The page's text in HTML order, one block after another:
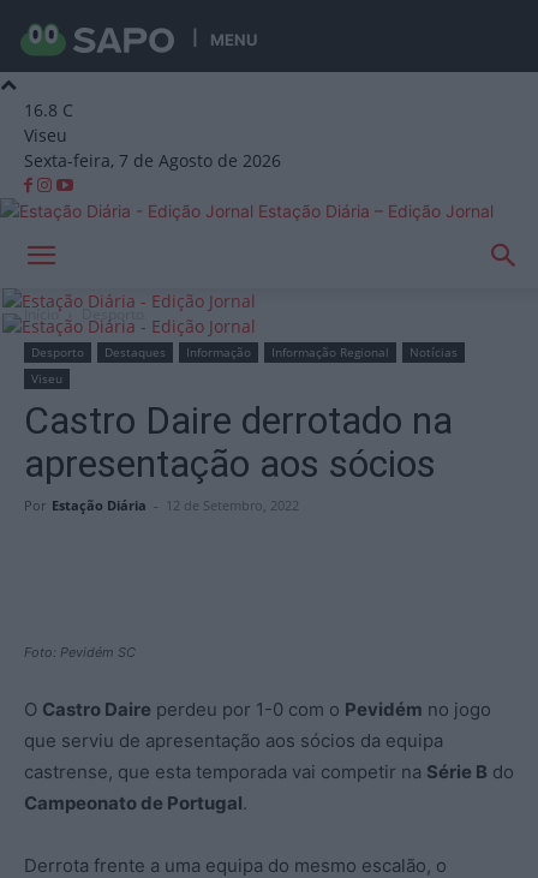
MENU
16.8 C
Viseu
Sexta-feira, 7 de Agosto de 2026
Estação Diária – Edição Jornal
Início Desporto
Desporto Destaques Informação Informação Regional
Notícias
Viseu
Castro Daire derrotado na
apresentação aos sócios
Por Estação Diária - 12 de Setembro, 2022
Foto: Pevidém SC
O Castro Daire perdeu por 1-0 com o Pevidém no jogo
que serviu de apresentação aos sócios da equipa
castrense, que esta temporada vai competir na Série B do
Campeonato de Portugal.
Derrota frente a uma equipa do mesmo escalão, o